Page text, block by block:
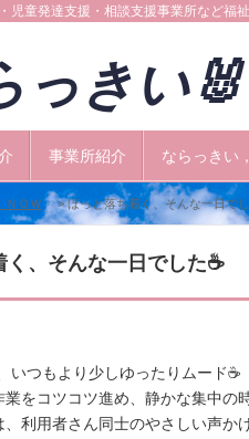
児童発達支援・相談支援事業所など福
っきい
事業所紹介 ならっきい
ＮＯＷ > ほっと落ち着く、そんな一日で
く、そんな一日でした☕
いつもより少しゆったりムード☕
業をコツコツ進め、静かな集中の
利用者さん同士のやさしい声か